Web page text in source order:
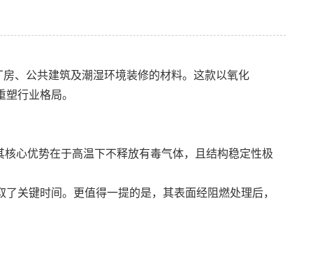
、公共建筑及潮湿环境装修的材料。这款以氧化
行业格局。
心优势在于高温下不释放有毒气体，且结构稳定性极
关键时间。更值得一提的是，其表面经阻燃处理后，